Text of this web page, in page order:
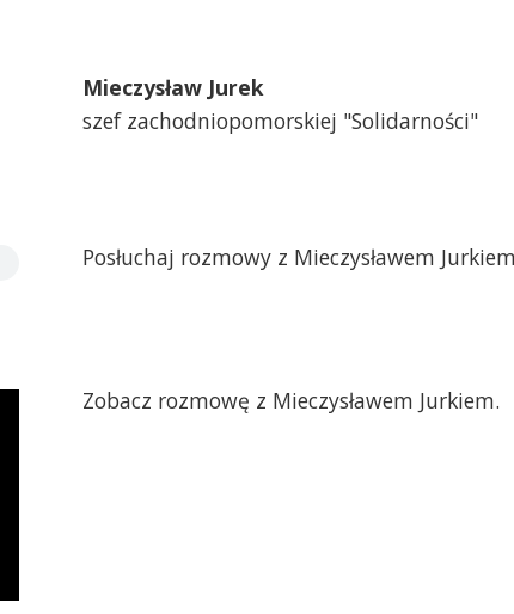
Mieczysław Jurek
szef zachodniopomorskiej "Solidarności"
Posłuchaj rozmowy z Mieczysławem
Zobacz rozmowę z Mieczysławem Jurkiem.